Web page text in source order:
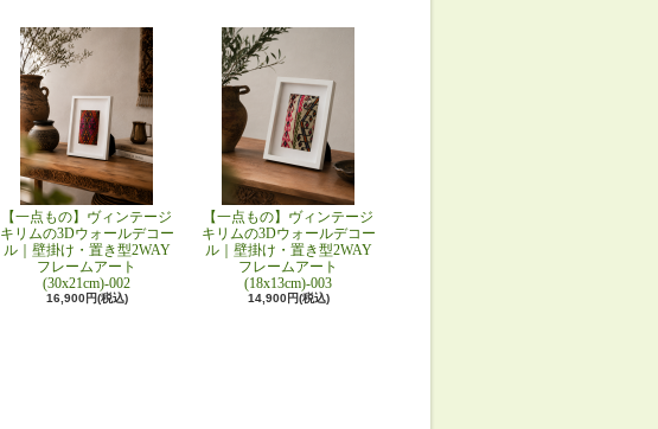
【一点もの】ヴィンテージ
キリムの3Dウォールデコー
ル｜壁掛け・置き型2WAY
フレームアート
(30x21cm)-002
16,900円(税込)
【一点もの】ヴィンテージ
キリムの3Dウォールデコー
ル｜壁掛け・置き型2WAY
フレームアート
(18x13cm)-003
14,900円(税込)